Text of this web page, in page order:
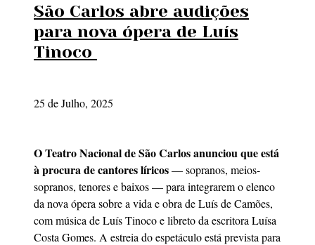
São Carlos abre audições
para nova ópera de Luís
Tinoco
25 de Julho, 2025
O Teatro Nacional de São Carlos anunciou que está
à procura de cantores líricos— sopranos, meios-
sopranos, tenores e baixos — para integrarem o elenco
da nova ópera sobre a vida e obra de Luís de Camões,
com música de Luís Tinoco e libreto da escritora Luísa
Costa Gomes. A estreia do espetáculo está prevista para